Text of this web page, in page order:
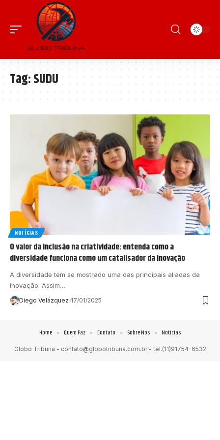
Tag:SUDU
NOTÍCIAS
O valor da inclusão na criatividade: entenda como a
diversidade funciona como um catalisador da inovação
A diversidade tem se mostrado uma das principais aliadas da
inovação. Assim…
Diego Velázquez 17/01/2025
Globo Tribuna - contato@globotribuna.com.br- tel.(11)91754-6532
Home Quem Faz Contato Sobre Nós Notícias